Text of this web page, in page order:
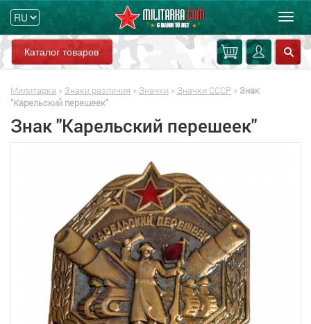
Каталог товаров
Милитарка » Знаки различия » Значки » Значки СССР » Знак
"Карельский перешеек"
Знак "Карельский перешеек"